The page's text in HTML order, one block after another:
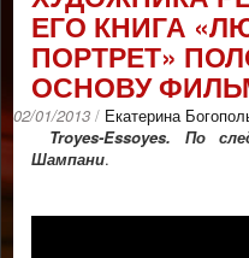
ЕГО КНИГА
ПОРТРЕТ»
ОСНОВУ
02/01/2013 / Екатерина
Troyes-Essoyes. По
Шампани.